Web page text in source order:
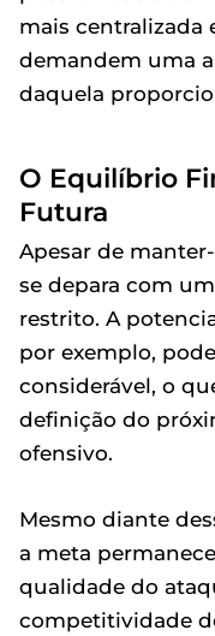
mais centralizada
demandem uma
daquela
O Equilíbrio
Futura
Apesar de
se depara com
restrito. A
por exemplo,
considerável, o
definição do
ofensivo.
Mesmo diante
a meta
qualidade do
competitividade